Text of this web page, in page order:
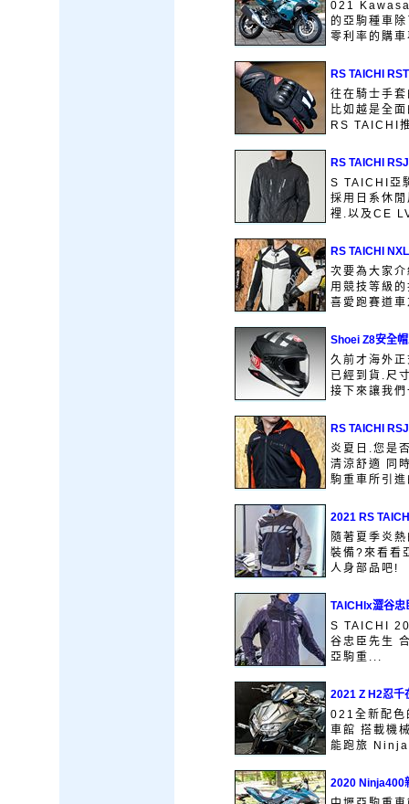
021
的亞駒種車
零利率的購
RS TAICHI
往在騎士手
比如越是全
RS TAICHI
RS TAICHI
S TAICHI亞
採用日系休
裡.以及CE
RS TAICHI
次要為大家
用競技等級
喜愛跑賽道
Shoei Z8安全
久前才海外
已經到貨.尺
接下來讓我
RS TAICHI
炎夏日.您是
清涼舒適 同
駒重車所引
2021 RS
隨著夏季炎
裝備?來看看
人身部品吧!
TAICHIx澀谷忠
S TAICHI
谷忠臣先生
亞駒重...
2021 Z H2忍千
021全新配
車館 搭載機
能跑旅
2020 Ninja400